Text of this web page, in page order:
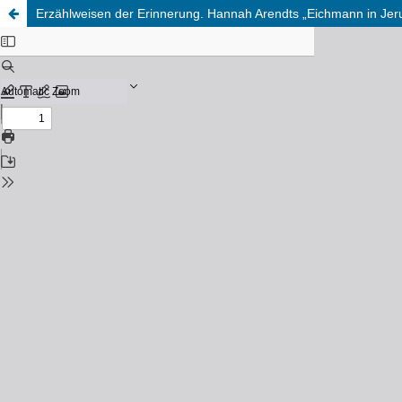
Erzählweisen der Erinnerung. Hannah Arendts „Eichmann in